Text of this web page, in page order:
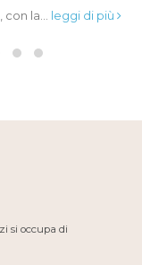
la... leggi di più
si occupa di